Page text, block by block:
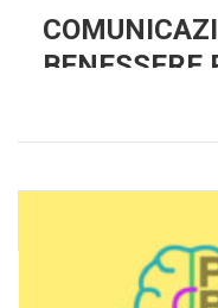
BENESSERE
progettare attività